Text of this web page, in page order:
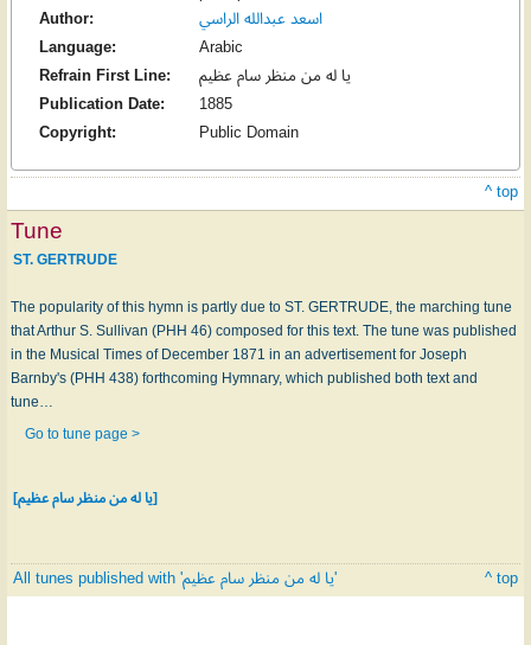
Author:
اسعد عبدالله الراسي
Language:
Arabic
Refrain First Line:
يا له من منظر سام عظيم
Publication Date:
1885
Copyright:
Public Domain
^ top
Tune
ST. GERTRUDE
The popularity of this hymn is partly due to ST. GERTRUDE, the marching tune
that Arthur S. Sullivan (PHH 46) composed for this text. The tune was published
in the Musical Times of December 1871 in an advertisement for Joseph
Barnby's (PHH 438) forthcoming Hymnary, which published both text and
tune…
Go to tune page >
[يا له من منظر سام عظيم]
All tunes published with 'يا له من منظر سام عظيم' ^ top